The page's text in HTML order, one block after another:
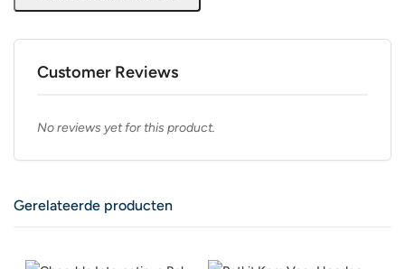
Customer Reviews
No reviews yet for this product.
Gerelateerde producten